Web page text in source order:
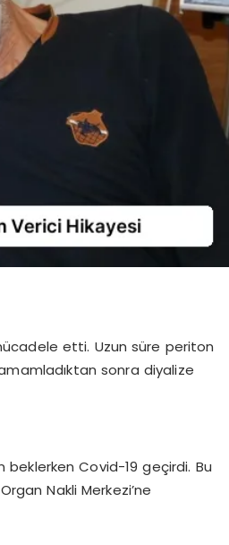
etti. Uzun süre periton
sonra diyalize
beklerken Covid-19 geçirdi. Bu
Nakli Merkezi’ne